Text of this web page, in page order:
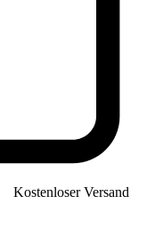
Kostenloser Versand